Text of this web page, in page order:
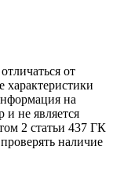
от
характеристики
на
и не является
2 статьи 437 ГК
наличие